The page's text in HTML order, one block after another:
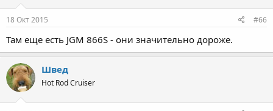
18 Окт 2015 #66
Там еще есть JGM 866S - они значительно дороже.
Швед
Hot Rod Cruiser